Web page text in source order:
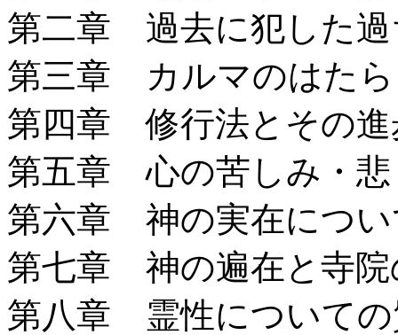
第二章 過去に犯した過
第三章 カルマのはた
第四章 修行法とその進
第五章 心の苦しみ・悲
第六章 神の実在につい
第七章 神の遍在と寺院
第八章 霊性についての